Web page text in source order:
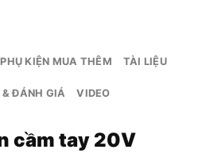
PHỤ KIỆN MUA THÊM TÀI LIỆU
& ĐÁNH GIÁ VIDEO
cầm tay 20V